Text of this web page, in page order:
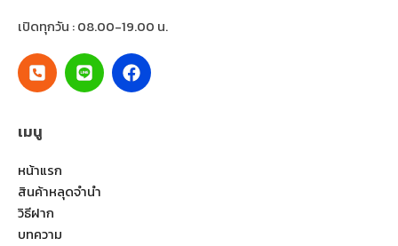
เปิดทุกวัน : 08.00-19.00 น.
เมนู
หน้าแรก
สินค้าหลุดจำนำ
วิธีฝาก
บทความ